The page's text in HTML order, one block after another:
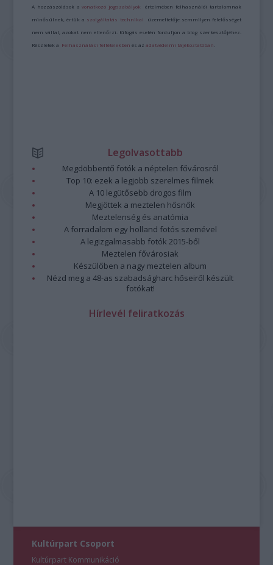
A hozzászólások avonatkozó jogszabályok értelmében felhasználói tartalomnak
minősülnek, értük a szolgáltatás technikai üzemeltetője semmilyen felelősséget
nem vállal, azokat nem ellenőrzi. Kifogás esetén forduljon a blog szerkesztőjéhez.
Részletek a Felhasználási feltételekben és azadatvédelmi tájékoztatóban
Legolvasottabb
Megdöbbentő fotók a néptelen fővárosról
Top 10: ezek a legjobb szerelmes filmek
A 10 legütősebb drogos film
Megjöttek a meztelen hősnők
Meztelenség és anatómia
A forradalom egy holland fotós szemével
A legizgalmasabb fotók 2015-ből
Meztelen fővárosiak
Készülőben a nagy meztelen album
Nézd meg a 48-as szabadságharc hőseiről készült
fotókat!
Hírlevél feliratkozás
Kultúrpart Csoport
Kultúrpart Kommunikáció